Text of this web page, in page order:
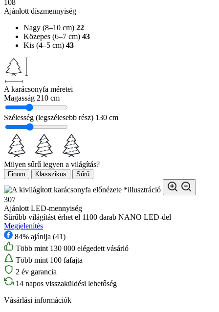
108
Ajánlott díszmennyiség
Nagy (8–10 cm) 22
Közepes (6–7 cm) 43
Kis (4–5 cm) 43
A karácsonyfa méretei
Magasság 210 cm
Szélesség (legszélesebb rész) 130 cm
Milyen sűrű legyen a világítás?
Finom Klasszikus Sűrű
*illusztráció
307
Ajánlott LED-mennyiség
Sűrűbb világítást érhet el 1100 darab NANO LED-del
Megjelenítés
84% ajánlja (41)
Több mint 130 000 elégedett vásárló
Több mint 100 fafajta
2 év garancia
14 napos visszaküldési lehetőség
Vásárlási információk